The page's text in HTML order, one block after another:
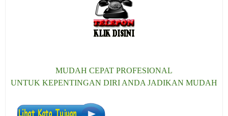
MUDAH CEPAT PROFESIONAL
UNTUK KEPENTINGAN DIRI ANDA JADIKAN MUDAH